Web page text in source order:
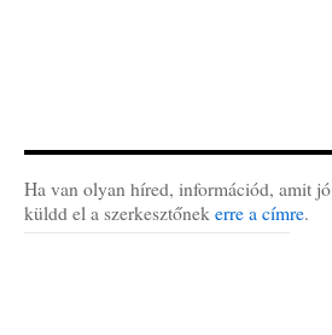
Ha van olyan híred, információd, amit
küldd el a szerkesztőnek erre a címre.